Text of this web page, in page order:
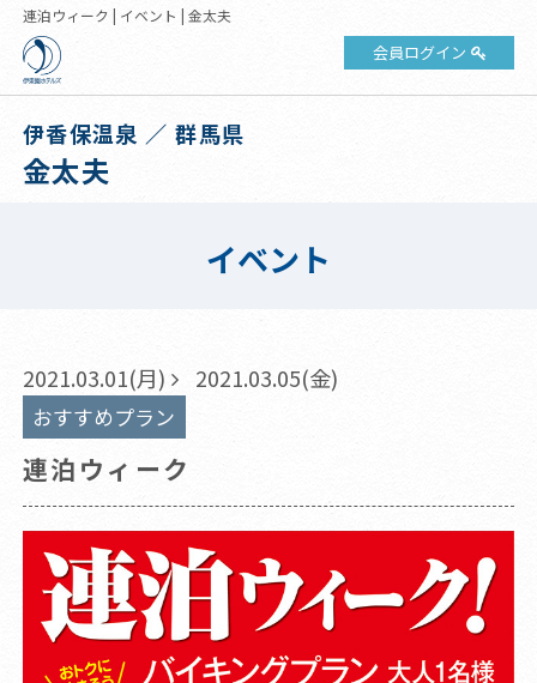
連泊ウィーク | イベント | 金太夫
会員ログイン
伊香保温泉 ／ 群馬県
金太夫
イベント
2021.03.01(月) 2021.03.05(金)
おすすめプラン
連泊ウィーク